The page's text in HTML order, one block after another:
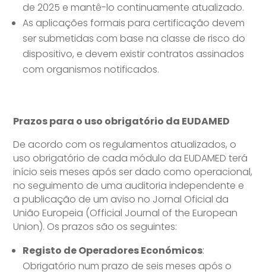
de 2025 e mantê-lo continuamente atualizado.
As aplicações formais para certificação devem
ser submetidas com base na classe de risco do
dispositivo, e devem existir contratos assinados
com organismos notificados.
Prazos para o uso obrigatório da EUDAMED
De acordo com os regulamentos atualizados, o
uso obrigatório de cada módulo da EUDAMED terá
início seis meses após ser dado como operacional,
no seguimento de uma auditoria independente e
a publicação de um aviso no Jornal Oficial da
União Europeia (Official Journal of the European
Union). Os prazos são os seguintes:
Registo de Operadores Económicos:
Obrigatório num prazo de seis meses após o